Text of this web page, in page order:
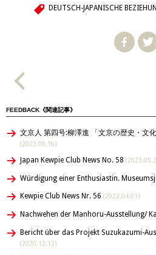
DEUTSCH-JAPANISCHE
FEEDBACK《関連記事》
文京人 第四号:柳澤進 「文京の歴史・文
(2023.09.16)
Japan Kewpie Club News No. 58
Würdigung einer Enthusiastin.
Kewpie Club News Nr. 56 (2022.04.01)
Nachwehen der Manhoru-Ausstellung/
Bericht über das Projekt Suzukazumi-
(2020.12.12)